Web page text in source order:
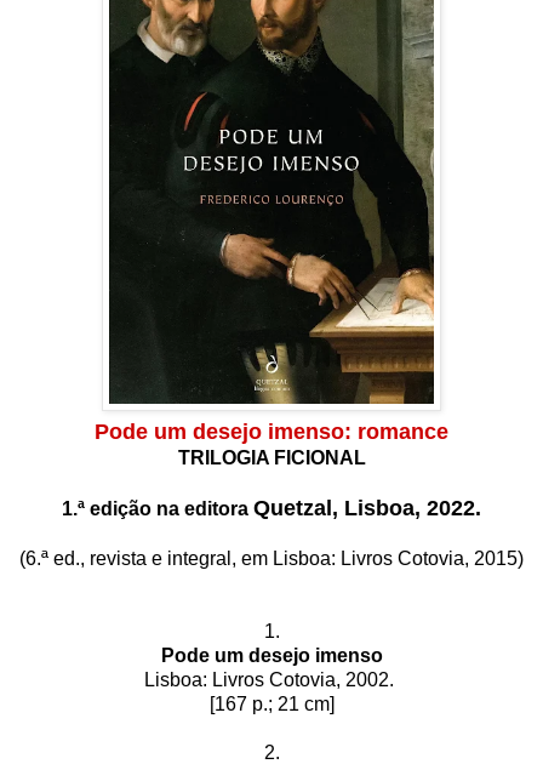
Pode um desejo imenso: romance
TRILOGIA FICIONAL
1.ª edição na editora Quetzal, Lisboa, 2022.
(6.ª ed., revista e integral, em Lisboa: Livros Cotovia, 2015)
1.
Pode um desejo imenso
Lisboa: Livros Cotovia, 2002.
[167 p.; 21 cm]
2.